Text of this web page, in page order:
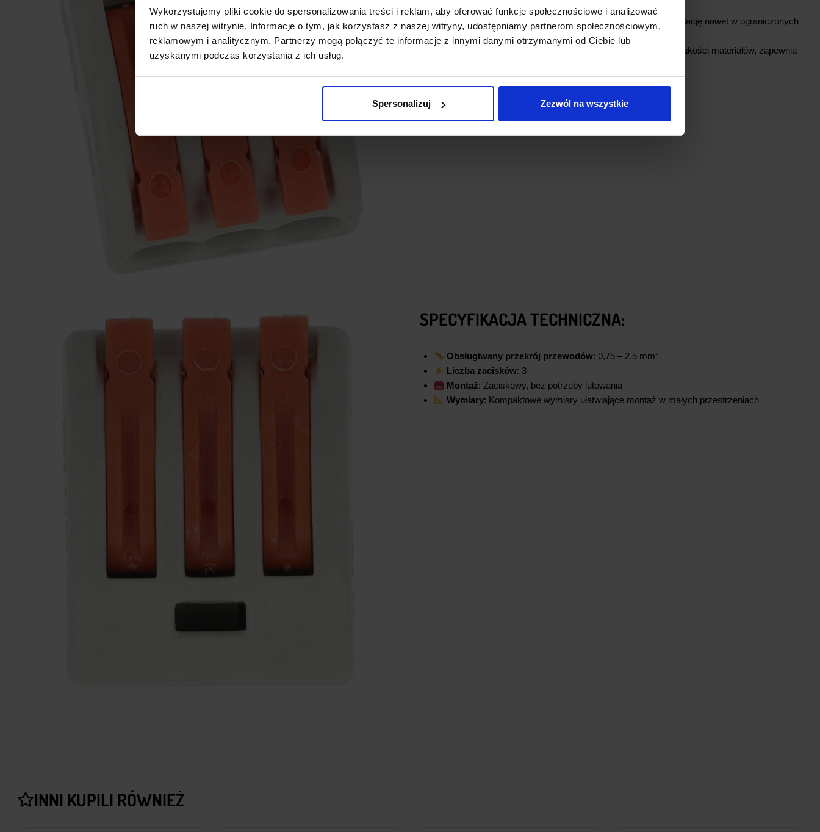
Wykorzystujemy pliki cookie do spersonalizowania treści i reklam, aby oferować funkcje społecznościowe i analizować
ruch w naszej witrynie. Informacje o tym, jak korzystasz z naszej witryny, udostępniamy partnerom społecznościowym,
reklamowym i analitycznym. Partnerzy mogą połączyć te informacje z innymi danymi otrzymanymi od Ciebie lub
uzyskanymi podczas korzystania z ich usług.
Spersonalizuj Zezwól na wszystkie
poluzowania przewodów czy awarii.
Kompaktowy design
– złączka jest mała, co pozwala na instalację nawet w ograniczonych
przestrzeniach.
– wykonana z wysokiej jakości materiałów, zapewnia
SPECYFIKACJA TECHNICZNA:
Obsługiwany przekrój przewodów: 0,75 – 2,5 mm²
Liczba zacisków: 3
Montaż: Zaciskowy, bez potrzeby lutowania
Wymiary: Kompaktowe wymiary ułatwiające montaż w małych przestrzeniach
INNI KUPILI RÓWNIEŻ